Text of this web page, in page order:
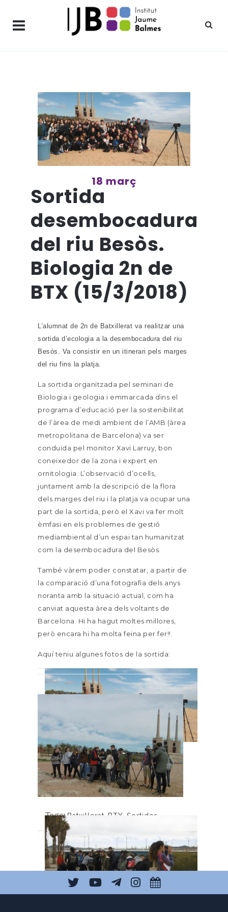
18 març
Sortida
desembocadura
del riu Besòs.
Biologia 2n de
BTX (15/3/2018)
L’alumnat de 2n de Batxillerat va realitzar una
sortida d’ecologia a la desembocadura del riu
Besòs. Va consistir en un itinerari pels marges
del riu fins la platja.
La sortida organitzada pel seminari de
Biologia i geologia i emmarcada dins el
programa d’educació per la sostenibilitat
de l’àrea de medi ambient de l’AMB (àrea
metropolitana de Barcelona) va ser
conduïda pel monitor Xavi Larruy, bon
coneixedor de la zona i expert en
ornitologia. L’observació d’ocells,
juntament amb la descripció de la flora
dels marges del riu i la platja va ocupar una
part de la sortida, però el Xavi va fer molt
èmfasi en els problemes de gestió
mediambiental d’un espai tan humanitzat
com la desembocadura del Besòs.
També vàrem poder constatar, a partir de
la comparació d’una fotografia dels anys
noranta amb la situació actual, com ha
canviat aquesta àrea dels voltants de
Barcelona. Hi ha hagut moltes millores,
però encara hi ha molta feina per fer!!.
Aquí teniu algunes fotos de la sortida:
Tags: Batxillerat BTX Sortides